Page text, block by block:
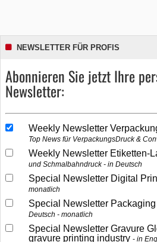
NEWSLETTER FÜR PROFIS
Abonnieren Sie jetzt Ihre
Newsletter:
Weekly Newsletter
Top News für VerpackungsDruck &
Weekly Newsletter Etiketten-
und Schmalbahndruck - in Deutsch
Special Newsletter Digital
monatlich
Special Newsletter
Deutsch - monatlich
Special Newsletter Gravure
gravure printing industry
in